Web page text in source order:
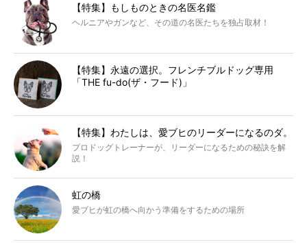
【特集】もしものときの名医名鑑
ヘルニアやガンなど、その道の名医たちを独占取材！
【特集】永遠の選択。フレンチブルドッグ専用
「THE fu-do(ザ・フード)」
【特集】わたしは、愛ブヒのリーダーになるのダ。
プロドッグトレーナーが、リーダーになるための秘訣を解
説！
虹の橋
愛ブヒが虹の橋へ向かう準備をするための場所